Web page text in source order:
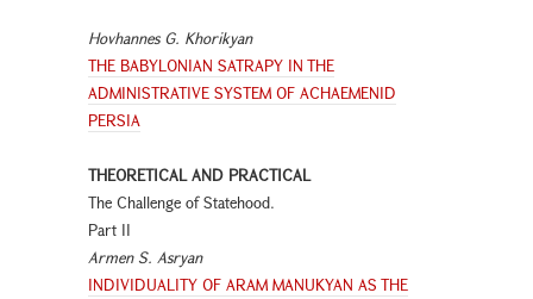
Hovhannes G. Khorikyan
THE BABYLONIAN SATRAPY IN THE
ADMINISTRATIVE SYSTEM OF ACHAEMENID
PERSIA
THEORETICAL AND PRACTICAL
The Challenge of Statehood.
Part II
Armen S. Asryan
INDIVIDUALITY OF ARAM MANUKYAN AS THE